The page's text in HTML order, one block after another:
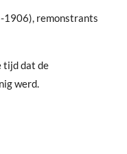
1906), remonstrants
tijd dat de
werd.